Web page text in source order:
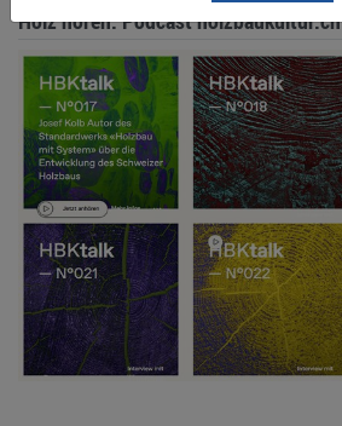
Holz hören: Podcast holzbaukultur.ch